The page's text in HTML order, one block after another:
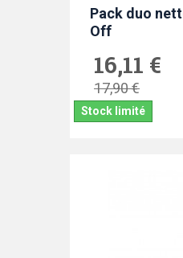
Pack duo
Off
16,11 €
17,90 €
Stock limité